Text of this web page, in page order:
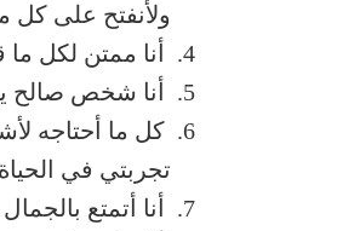
ولأنفتح على كل
أنا ممتن لكل ما
أنا شخص صالح
كل ما أحتاجه
تجربتي في
أنا أتمتع